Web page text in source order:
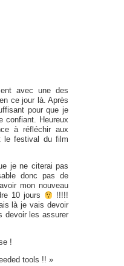
avec une des
ce jour là. Après
pour que je
confiant. Heureux
à réfléchir aux
le festival du film
je ne citerai pas
donc pas de
mon nouveau
10 jours
!!!!!
là je vais devoir
devoir les assurer
!
tools !! »